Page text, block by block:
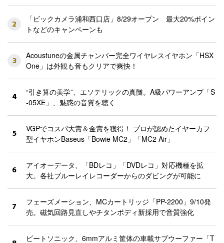
2
「ビックカメラ浦和西口店」8/29オープン 最大20%ポイン
トなどのキャンペーンも
3
Acoustuneの金属チャンバー完全ワイヤレスイヤホン「HSX
One」は外観も音もクリアで爽快！
4
“引き算の美学”、エソテリックの真髄。A級パワーアンプ「S
-05XE」、魅惑の音質を聴く
5
VGPでコスパ大賞＆金賞を獲得！ プロが認めたイヤーカフ
型イヤホンBaseus「Bowie MC2」「MC2 Air」
6
アイオーデータ、「BDレコ」「DVDレコ」対応機種を拡
大。各社ブルーレイレコーダーからのダビングが可能に
7
フェーズメーション、MCカートリッジ「PP-2200」9/10発
売。磁気回路見直しやチタンボディ新採用で音質強化
ビートソニック、6mmアルミ筐体の車載サブウーファー「T